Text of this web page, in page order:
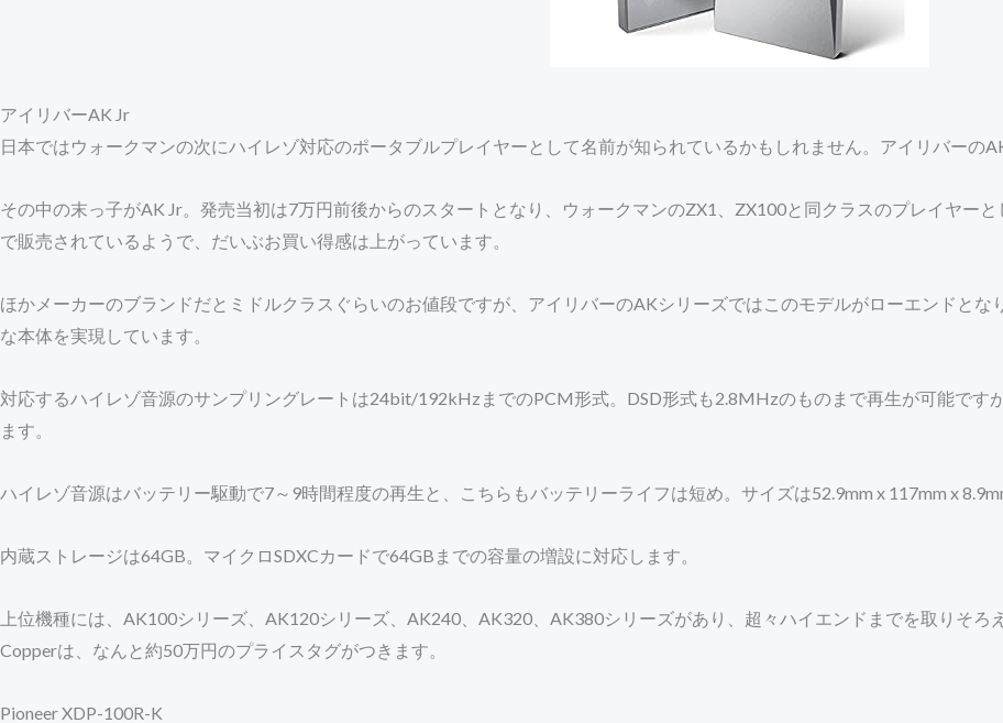
アイリバーAK Jr
日本ではウォークマンの次にハイレゾ対応のポータブルプレイヤーとして名前が知られているかもしれません。アイリバーの
その中の末っ子がAK Jr。発売当初は7万円前後からのスタートとなり、ウォークマンのZX1、ZX100と同クラスのプレイヤー
で販売されているようで、だいぶお買い得感は上がっています。
ほかメーカーのブランドだとミドルクラスぐらいのお値段ですが、アイリバーのAKシリーズではこのモデルがローエンドと
な本体を実現しています。
対応するハイレゾ音源のサンプリングレートは24bit/192kHzまでのPCM形式。DSD形式も2.8MHzのものまで再生が可能です
ます。
ハイレゾ音源はバッテリー駆動で7～9時間程度の再生と、こちらもバッテリーライフは短め。サイズは52.9mm x 117mm x
内蔵ストレージは64GB。マイクロSDXCカードで64GBまでの容量の増設に対応します。
上位機種には、AK100シリーズ、AK120シリーズ、AK240、AK320、AK380シリーズがあり、超々ハイエンドまでを取りそ
Copperは、なんと約50万円のプライスタグがつきます。
Pioneer XDP-100R-K